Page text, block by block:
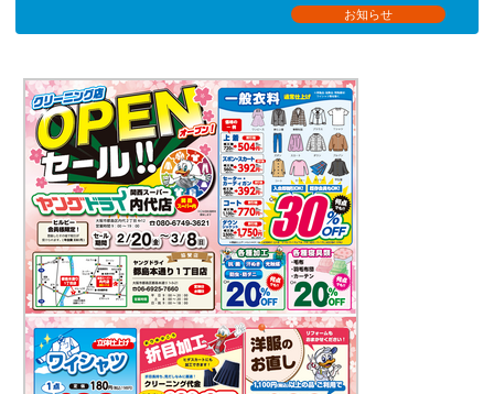
お知らせ